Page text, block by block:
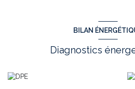
Annonce proposée par un agent
BILAN
Diagnostics